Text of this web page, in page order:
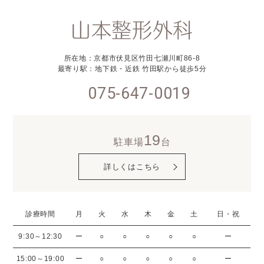
山本整形外科
所在地：京都市伏見区竹田七瀬川町86-8
最寄り駅：地下鉄・近鉄 竹田駅から徒歩5分
075-647-0019
駐車場19台
詳しくはこちら
診療時間 月 火 水 木 金 土 日・祝
9:30～12:30 ー ○ ○ ○ ○ ○ ー
15:00～19:00 ー ○ ○ ○ ○ ○ ー